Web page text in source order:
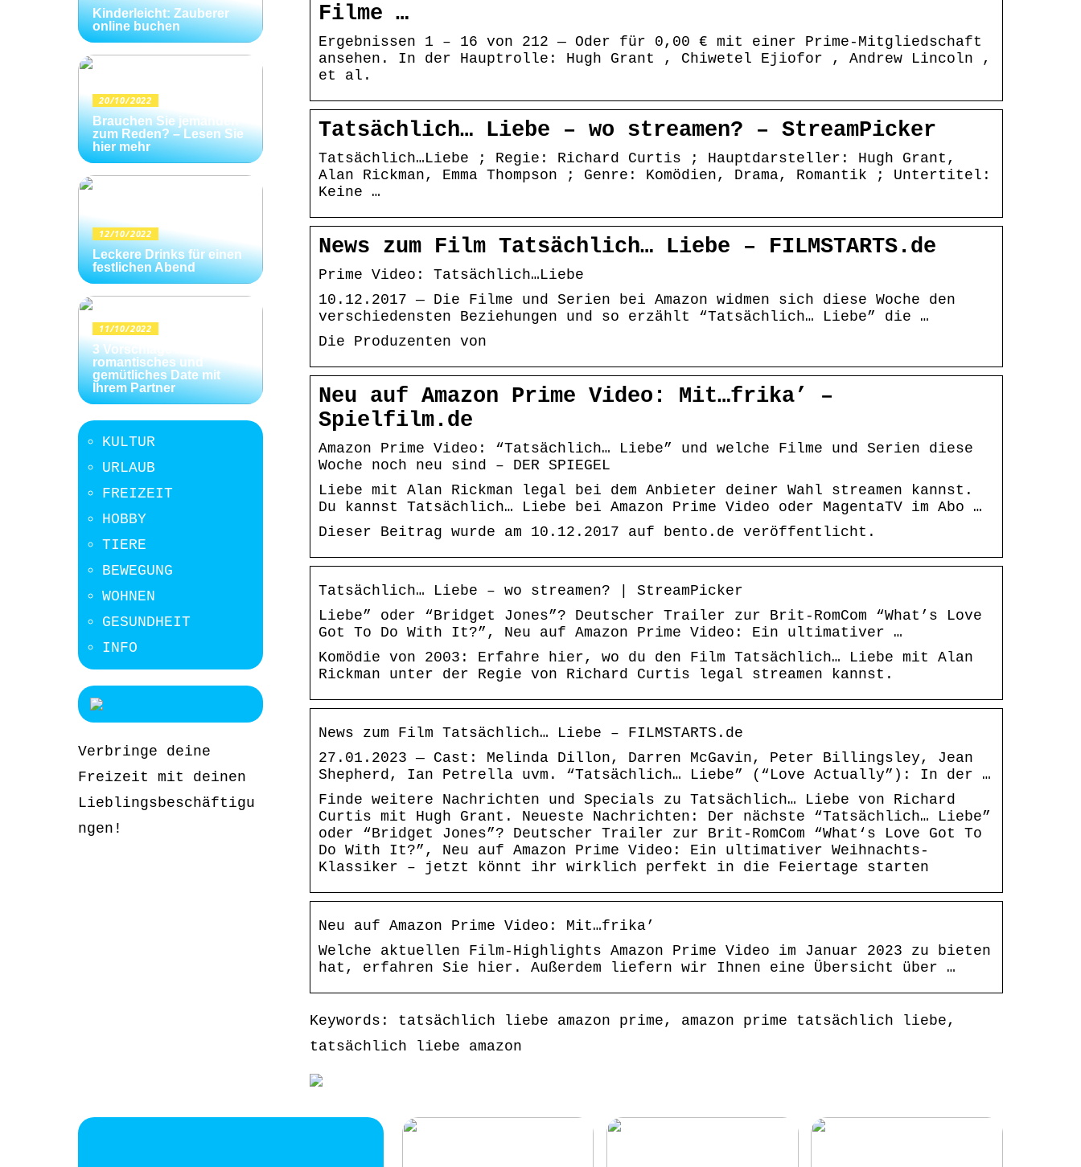
Filme …
Ergebnissen 1 – 16 von 212 — Oder für 0,00 € mit einer Prime-Mitgliedschaft
ansehen. In der Hauptrolle: Hugh Grant , Chiwetel Ejiofor , Andrew Lincoln ,
et al.
Tatsächlich… Liebe – wo streamen? – StreamPicker
Tatsächlich…Liebe ; Regie: Richard Curtis ; Hauptdarsteller: Hugh Grant,
Alan Rickman, Emma Thompson ; Genre: Komödien, Drama, Romantik ; Untertitel:
Keine …
News zum Film Tatsächlich… Liebe – FILMSTARTS.de
Prime Video: Tatsächlich…Liebe
10.12.2017 — Die Filme und Serien bei Amazon widmen sich diese Woche den
verschiedensten Beziehungen und so erzählt “Tatsächlich… Liebe” die …
Die Produzenten von
Neu auf Amazon Prime Video: Mit…frika’ –
Spielfilm.de
Amazon Prime Video: “Tatsächlich… Liebe” und welche Filme und Serien diese
Woche noch neu sind – DER SPIEGEL
Liebe mit Alan Rickman legal bei dem Anbieter deiner Wahl streamen kannst.
Du kannst Tatsächlich… Liebe bei Amazon Prime Video oder MagentaTV im Abo …
Dieser Beitrag wurde am 10.12.2017 auf bento.de veröffentlicht.
Tatsächlich… Liebe – wo streamen? | StreamPicker
Liebe” oder “Bridget Jones”? Deutscher Trailer zur Brit-RomCom “What’s Love
Got To Do With It?”, Neu auf Amazon Prime Video: Ein ultimativer …
Komödie von 2003: Erfahre hier, wo du den Film Tatsächlich… Liebe mit Alan
Rickman unter der Regie von Richard Curtis legal streamen kannst.
News zum Film Tatsächlich… Liebe – FILMSTARTS.de
27.01.2023 — Cast: Melinda Dillon, Darren McGavin, Peter Billingsley, Jean
Shepherd, Ian Petrella uvm. “Tatsächlich… Liebe” (“Love Actually”): In der …
Finde weitere Nachrichten und Specials zu Tatsächlich… Liebe von Richard
Curtis mit Hugh Grant. Neueste Nachrichten: Der nächste “Tatsächlich… Liebe”
oder “Bridget Jones”? Deutscher Trailer zur Brit-RomCom “What‘s Love Got To
Do With It?”, Neu auf Amazon Prime Video: Ein ultimativer Weihnachts-
Klassiker – jetzt könnt ihr wirklich perfekt in die Feiertage starten
Neu auf Amazon Prime Video: Mit…frika’
Welche aktuellen Film-Highlights Amazon Prime Video im Januar 2023 zu bieten
hat, erfahren Sie hier. Außerdem liefern wir Ihnen eine Übersicht über …
Keywords: tatsächlich liebe amazon prime, amazon prime tatsächlich liebe,
tatsächlich liebe amazon
Kinderleicht: Zauberer
online buchen
20/10/2022
Brauchen Sie jemanden
zum Reden? – Lesen Sie
hier mehr
12/10/2022
Leckere Drinks für einen
festlichen Abend
11/10/2022
3 Vorschläge für ein
romantisches und
gemütliches Date mit
Ihrem Partner
KULTUR
URLAUB
FREIZEIT
HOBBY
TIERE
BEWEGUNG
WOHNEN
GESUNDHEIT
INFO
Verbringe deine
Freizeit mit deinen
Lieblingsbeschäftigu
ngen!